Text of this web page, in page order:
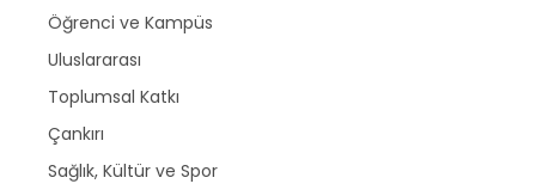
Öğrenci ve Kampüs
Uluslararası
Toplumsal Katkı
Çankırı
Sağlık, Kültür ve Spor